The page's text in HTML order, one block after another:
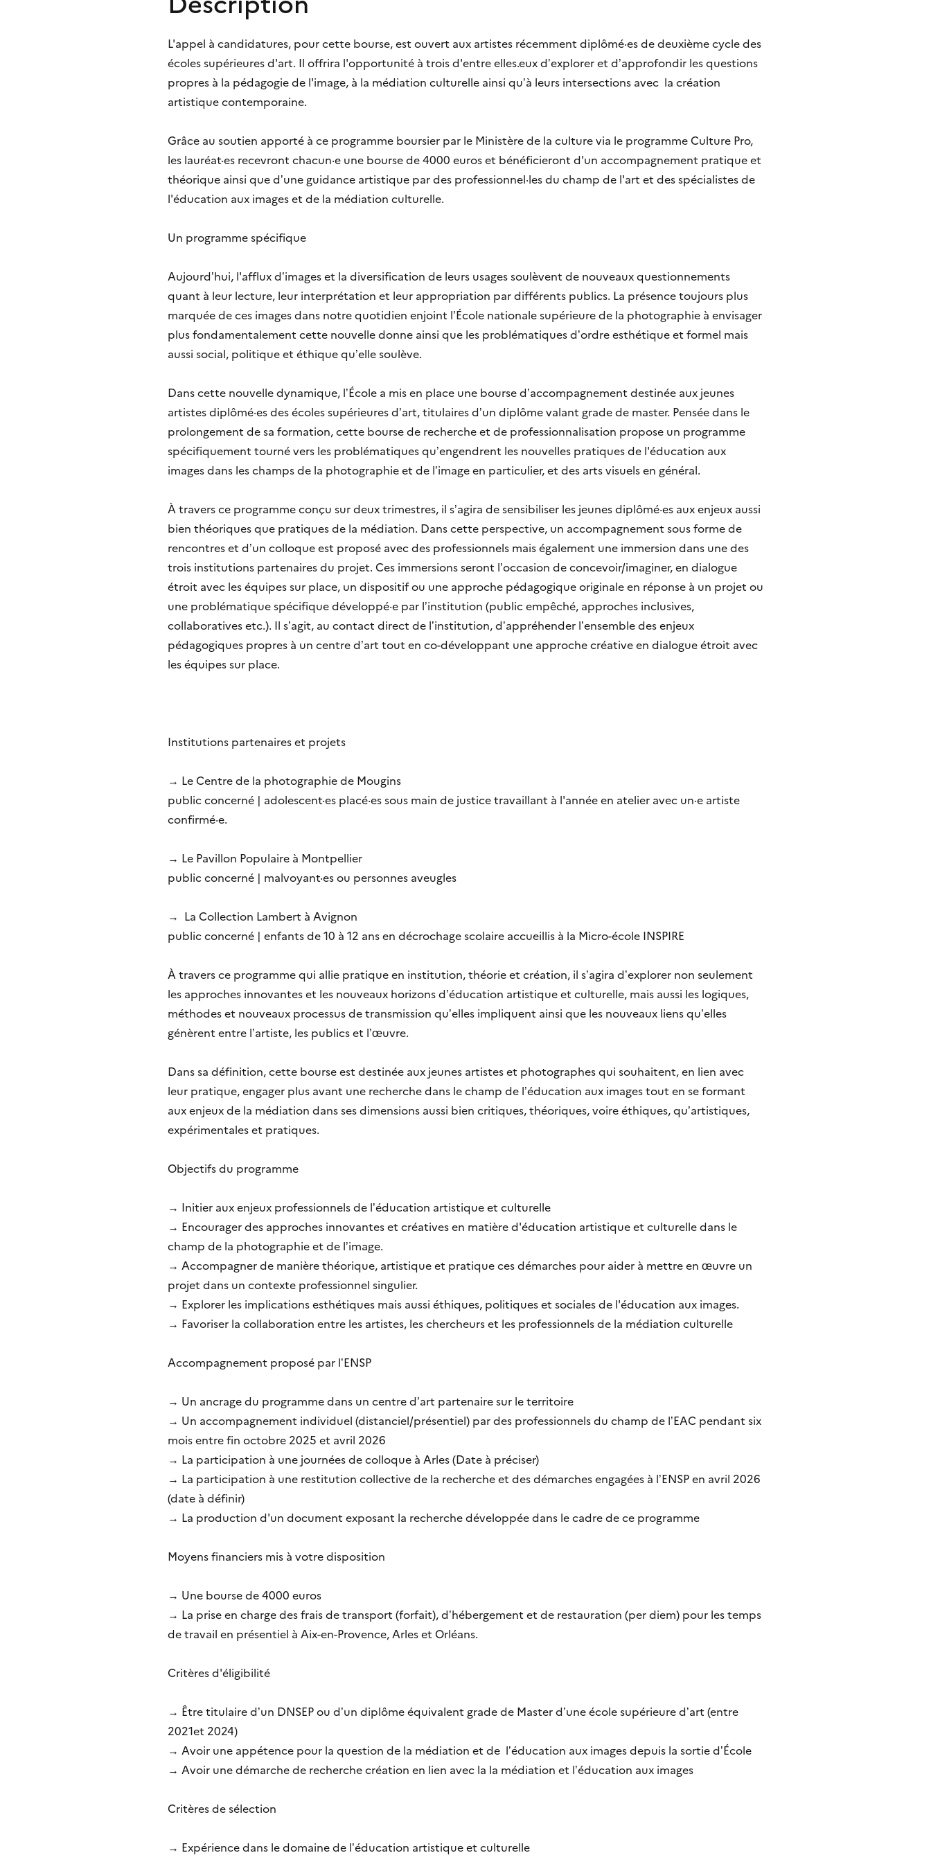
L'appel à candidatures, pour cette bourse, est ouvert aux artistes récemment diplômé·es de deuxième cycle des
écoles supérieures d'art. Il offrira l'opportunité à trois d'entre elles.eux d’explorer et d’approfondir les questions
propres à la pédagogie de l'image, à la médiation culturelle ainsi qu’à leurs intersections avec la création
artistique contemporaine.
Grâce au soutien apporté à ce programme boursier par le Ministère de la culture via le programme Culture Pro,
les lauréat·es recevront chacun·e une bourse de 4000 euros et bénéficieront d'un accompagnement pratique et
théorique ainsi que d’une guidance artistique par des professionnel·les du champ de l'art et des spécialistes de
l'éducation aux images et de la médiation culturelle.
Un programme spécifique
Aujourd’hui, l'afflux d’images et la diversification de leurs usages soulèvent de nouveaux questionnements
quant à leur lecture, leur interprétation et leur appropriation par différents publics. La présence toujours plus
marquée de ces images dans notre quotidien enjoint l’École nationale supérieure de la photographie à envisager
plus fondamentalement cette nouvelle donne ainsi que les problématiques d’ordre esthétique et formel mais
aussi social, politique et éthique qu’elle soulève.
Dans cette nouvelle dynamique, l’École a mis en place une bourse d’accompagnement destinée aux jeunes
artistes diplômé·es des écoles supérieures d’art, titulaires d’un diplôme valant grade de master. Pensée dans le
prolongement de sa formation, cette bourse de recherche et de professionnalisation propose un programme
spécifiquement tourné vers les problématiques qu’engendrent les nouvelles pratiques de l'éducation aux
images dans les champs de la photographie et de l’image en particulier, et des arts visuels en général.
À travers ce programme conçu sur deux trimestres, il s’agira de sensibiliser les jeunes diplômé·es aux enjeux aussi
bien théoriques que pratiques de la médiation. Dans cette perspective, un accompagnement sous forme de
rencontres et d’un colloque est proposé avec des professionnels mais également une immersion dans une des
trois institutions partenaires du projet. Ces immersions seront l’occasion de concevoir/imaginer, en dialogue
étroit avec les équipes sur place, un dispositif ou une approche pédagogique originale en réponse à un projet ou
une problématique spécifique développé·e par l’institution (public empêché, approches inclusives,
collaboratives etc.). Il s’agit, au contact direct de l’institution, d’appréhender l’ensemble des enjeux
pédagogiques propres à un centre d’art tout en co-développant une approche créative en dialogue étroit avec
les équipes sur place.
Institutions partenaires et projets
→ Le Centre de la photographie de Mougins
public concerné | adolescent·es placé·es sous main de justice travaillant à l'année en atelier avec un·e artiste
confirmé·e.
→ Le Pavillon Populaire à Montpellier
public concerné | malvoyant·es ou personnes aveugles
→ La Collection Lambert à Avignon
public concerné | enfants de 10 à 12 ans en décrochage scolaire accueillis à la Micro-école INSPIRE
À travers ce programme qui allie pratique en institution, théorie et création, il s’agira d’explorer non seulement
les approches innovantes et les nouveaux horizons d’éducation artistique et culturelle, mais aussi les logiques,
méthodes et nouveaux processus de transmission qu’elles impliquent ainsi que les nouveaux liens qu’elles
génèrent entre l’artiste, les publics et l’œuvre.
Dans sa définition, cette bourse est destinée aux jeunes artistes et photographes qui souhaitent, en lien avec
leur pratique, engager plus avant une recherche dans le champ de l’éducation aux images tout en se formant
aux enjeux de la médiation dans ses dimensions aussi bien critiques, théoriques, voire éthiques, qu’artistiques,
expérimentales et pratiques.
Objectifs du programme
→ Initier aux enjeux professionnels de l’éducation artistique et culturelle
→ Encourager des approches innovantes et créatives en matière d'éducation artistique et culturelle dans le
champ de la photographie et de l’image.
→ Accompagner de manière théorique, artistique et pratique ces démarches pour aider à mettre en œuvre un
projet dans un contexte professionnel singulier.
→ Explorer les implications esthétiques mais aussi éthiques, politiques et sociales de l'éducation aux images.
→ Favoriser la collaboration entre les artistes, les chercheurs et les professionnels de la médiation culturelle
Accompagnement proposé par l’ENSP
→ Un ancrage du programme dans un centre d’art partenaire sur le territoire
→ Un accompagnement individuel (distanciel/présentiel) par des professionnels du champ de l’EAC pendant six
mois entre fin octobre 2025 et avril 2026
→ La participation à une journées de colloque à Arles (Date à préciser)
→ La participation à une restitution collective de la recherche et des démarches engagées à l’ENSP en avril 2026
(date à définir)
→ La production d'un document exposant la recherche développée dans le cadre de ce programme
Moyens financiers mis à votre disposition
→ Une bourse de 4000 euros
→ La prise en charge des frais de transport (forfait), d’hébergement et de restauration (per diem) pour les temps
de travail en présentiel à Aix-en-Provence, Arles et Orléans.
Critères d'éligibilité
→ Être titulaire d’un DNSEP ou d’un diplôme équivalent grade de Master d’une école supérieure d’art (entre
2021et 2024)
→ Avoir une appétence pour la question de la médiation et de l’éducation aux images depuis la sortie d’École
→ Avoir une démarche de recherche création en lien avec la la médiation et l’éducation aux images
Critères de sélection
→ Expérience dans le domaine de l’éducation artistique et culturelle